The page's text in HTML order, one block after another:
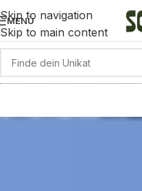
Skip to navigation
Skip to main content
MENÜ